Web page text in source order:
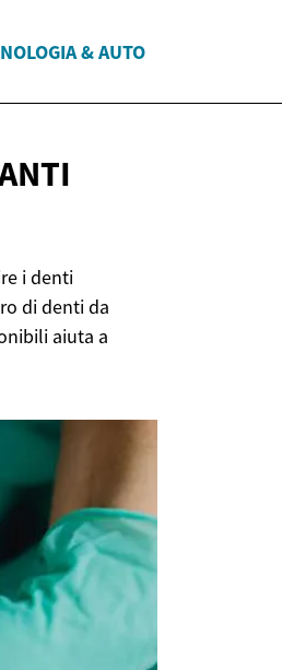
& AUTO
i denti
di denti da
aiuta a